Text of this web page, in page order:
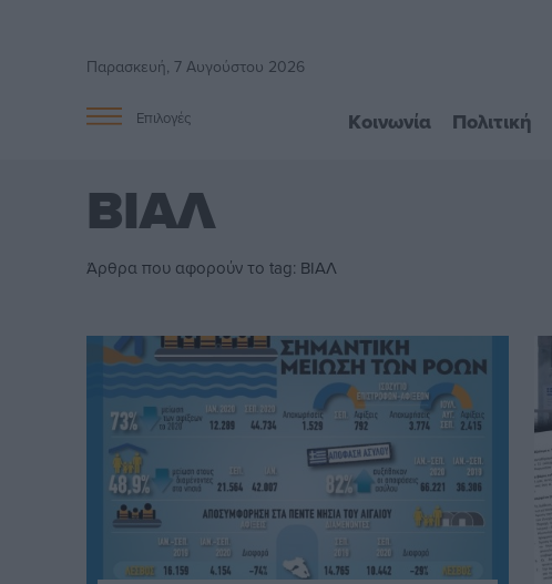
Παρασκευή, 7 Αυγούστου 2026
Επιλογές Κοινωνία Πολιτική
ΒΙΑΛ
Άρθρα που αφορούν το tag: ΒΙΑΛ